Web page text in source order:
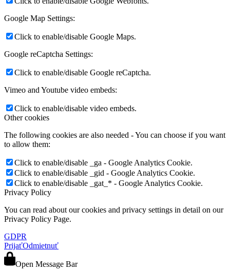
Google Map Settings:
Click to enable/disable Google Maps.
Google reCaptcha Settings:
Click to enable/disable Google reCaptcha.
Vimeo and Youtube video embeds:
Click to enable/disable video embeds.
Other cookies
The following cookies are also needed - You can choose if you want
to allow them:
Click to enable/disable _ga - Google Analytics Cookie.
Click to enable/disable _gid - Google Analytics Cookie.
Click to enable/disable _gat_* - Google Analytics Cookie.
Privacy Policy
You can read about our cookies and privacy settings in detail on our
Privacy Policy Page.
GDPR
PrijaťOdmietnuť
Open Message Bar